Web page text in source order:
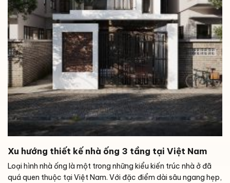
Xu hướng thiết kế nhà ống 3 tầng tại Việt Nam
Loại hình nhà ống là một trong những kiểu kiến trúc nhà ở đã
quá quen thuộc tại Việt Nam. Với đặc điểm dài sâu ngang hẹp,